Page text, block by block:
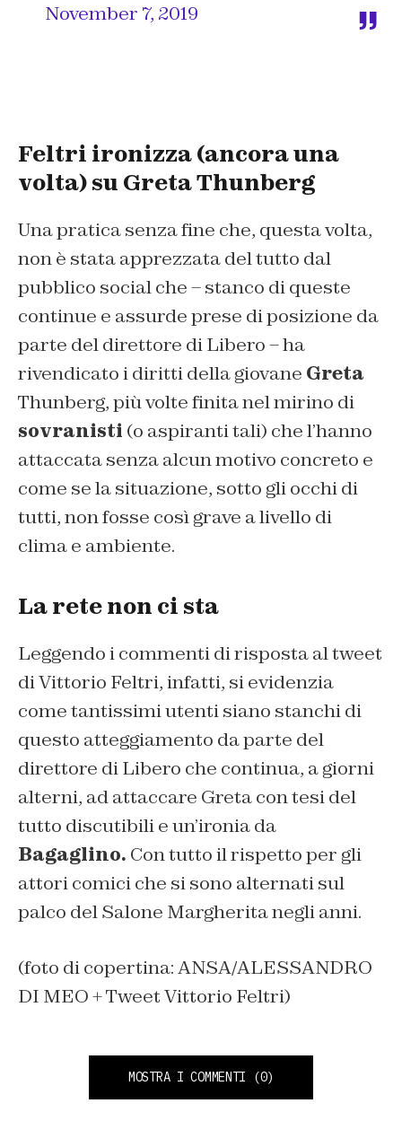
November 7, 2019
Feltri ironizza (ancora una
volta) su Greta Thunberg
Una pratica senza fine che, questa volta,
non è stata apprezzata del tutto dal
pubblico social che – stanco di queste
continue e assurde prese di posizione da
parte del direttore di Libero – ha
rivendicato i diritti della giovane Greta
Thunberg, più volte finita nel mirino di
sovranisti (o aspiranti tali) che l’hanno
attaccata senza alcun motivo concreto e
come se la situazione, sotto gli occhi di
tutti, non fosse così grave a livello di
clima e ambiente.
La rete non ci sta
Leggendo i commenti di risposta al tweet
di Vittorio Feltri, infatti, si evidenzia
come tantissimi utenti siano stanchi di
questo atteggiamento da parte del
direttore di Libero che continua, a giorni
alterni, ad attaccare Greta con tesi del
tutto discutibili e un’ironia da
Bagaglino. Con tutto il rispetto per gli
attori comici che si sono alternati sul
palco del Salone Margherita negli anni.
(foto di copertina: ANSA/ALESSANDRO
DI MEO + Tweet Vittorio Feltri)
MOSTRA I COMMENTI (0)